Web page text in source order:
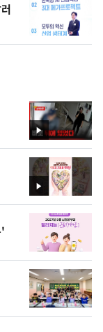
영
상
영
상
'